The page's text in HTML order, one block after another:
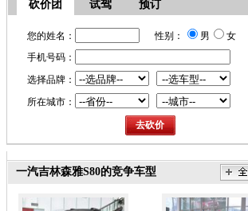
砍价团 试驾 预订
您的姓名： 性别： 男
女
手机号码：
选择品牌：
所在城市：
一汽吉林森雅S80的竞争车型